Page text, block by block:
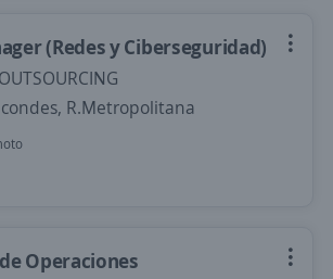
(Redes y Ciberseguridad)
R.Metropolitana
Operaciones